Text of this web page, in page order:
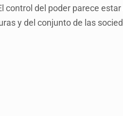
control del poder parece
y del conjunto de las